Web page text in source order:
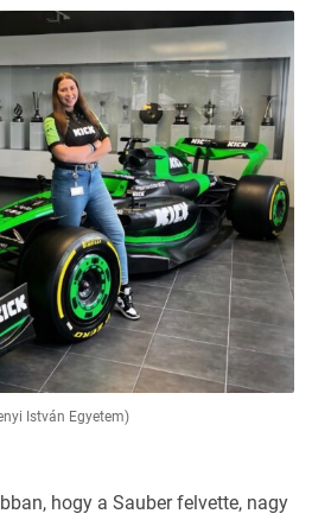
István Egyetem)
hogy a Sauber felvette, nagy